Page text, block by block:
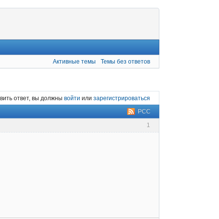
Активные темы Темы без ответов
ответ, вы должны войти или зарегистрироваться
РСС
1